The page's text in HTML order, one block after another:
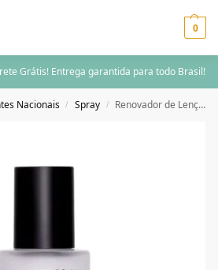
0
Grátis! Entrega garantida para todo Brasil!
Nacionais / Spray / Renovador de Lençois Acqua Aroma Dia a Dia 120mL Alecrim